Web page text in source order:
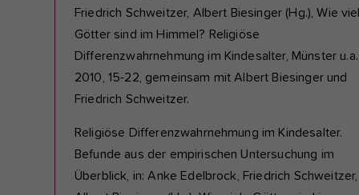
Friedrich Schweitzer, Albert Biesinger (Hg.), Wie
Götter sind im Himmel? Religiöse
Differenzwahrnehmung im Kindesalter, Münster u.a.
2010, 15-22, gemeinsam mit Albert Biesinger und
Friedrich Schweitzer.
Religiöse Differenzwahrnehmung im Kindesalter.
Befunde aus der empirischen Untersuchung im
Überblick, in: Anke Edelbrock, Friedrich Schweitzer,